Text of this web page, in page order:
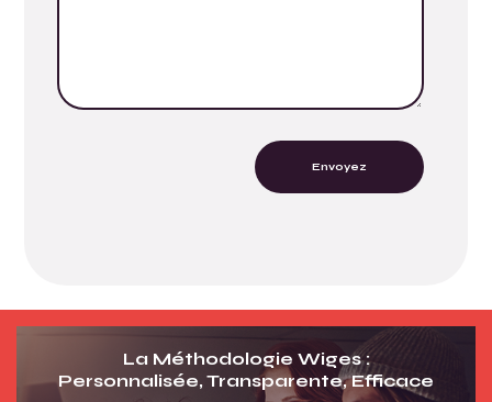
La Méthodologie Wiges :
Personnalisée, Transparente, Efficace